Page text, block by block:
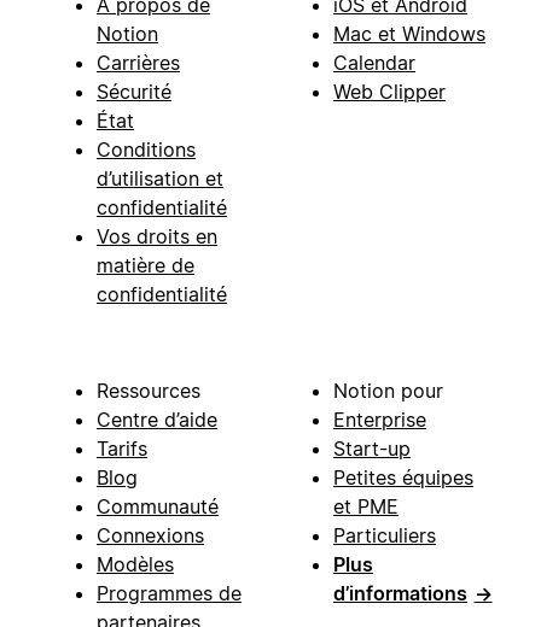
Notion
Carrières
Sécurité
État
Conditions
d’utilisation et
confidentialité
Vos droits en
matière de
confidentialité
Mac et Windows
Calendar
Web Clipper
Ressources
Centre d’aide
Tarifs
Blog
Communauté
Connexions
Modèles
Programmes de
partenaires
Notion pour
Enterprise
Start-up
Petites équipes
et PME
Particuliers
Plus
d’informations →